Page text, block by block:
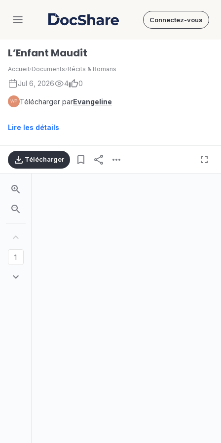
DocShare Connectez-vous
L’Enfant Maudit
Accueil›Documents›Récits & Romans
Jul 6, 2026 4 0
Télécharger parEvangeline
Lire les détails
Télécharger